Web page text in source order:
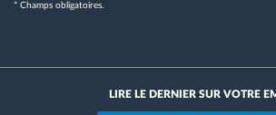
* Champs obligatoires.
LIRE LE DERNIER SUR VOTRE